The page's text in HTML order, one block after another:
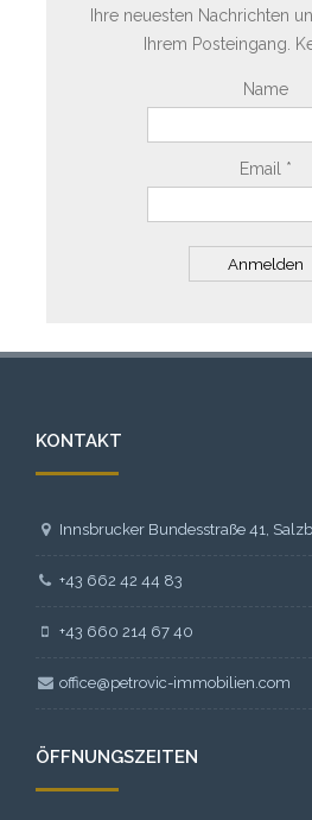
Ihre neuesten Nachrichten
Ihrem Posteingang.
Name
Email *
KONTAKT
Innsbrucker Bundesstraße 41,
+43 662 42 44 83
+43 660 214 67 40
office@petrovic-immobilien.com
ÖFFNUNGSZEITEN